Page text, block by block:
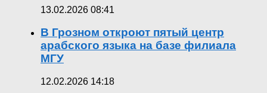
13.02.2026 08:41
В Грозном откроют пятый центр
арабского языка на базе филиала
МГУ
12.02.2026 14:18